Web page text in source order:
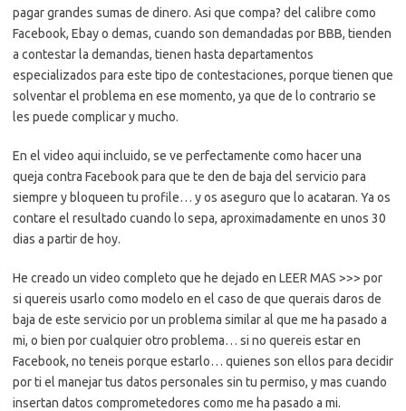
pagar grandes sumas de dinero. Asi que compa? del calibre como
Facebook, Ebay o demas, cuando son demandadas por BBB, tienden
a contestar la demandas, tienen hasta departamentos
especializados para este tipo de contestaciones, porque tienen que
solventar el problema en ese momento, ya que de lo contrario se
les puede complicar y mucho.
En el video aqui incluido, se ve perfectamente como hacer una
queja contra Facebook para que te den de baja del servicio para
siempre y bloqueen tu profile… y os aseguro que lo acataran. Ya os
contare el resultado cuando lo sepa, aproximadamente en unos 30
dias a partir de hoy.
He creado un video completo que he dejado en LEER MAS >>> por
si quereis usarlo como modelo en el caso de que querais daros de
baja de este servicio por un problema similar al que me ha pasado a
mi, o bien por cualquier otro problema… si no quereis estar en
Facebook, no teneis porque estarlo… quienes son ellos para decidir
por ti el manejar tus datos personales sin tu permiso, y mas cuando
insertan datos comprometedores como me ha pasado a mi.